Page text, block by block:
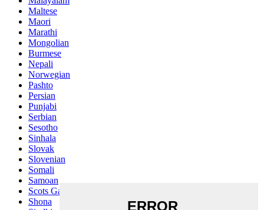
Maltese
Maori
Marathi
Mongolian
Burmese
Nepali
Norwegian
Pashto
Persian
Punjabi
Serbian
Sesotho
Sinhala
Slovak
Slovenian
Somali
Samoan
Scots Gaelic
Shona